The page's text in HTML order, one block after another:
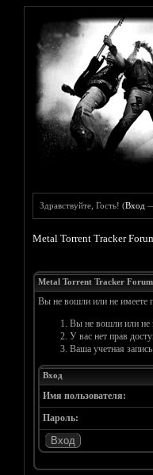
Здравствуйте, Гость! (Вход
Metal Torrent Tracker
Metal Torrent Tracker Forum
Вы не вошли или не имеете
Вы не вошли или не
У вас нет прав
Ваша учетная
Вход
Имя пользователя:
Пароль: